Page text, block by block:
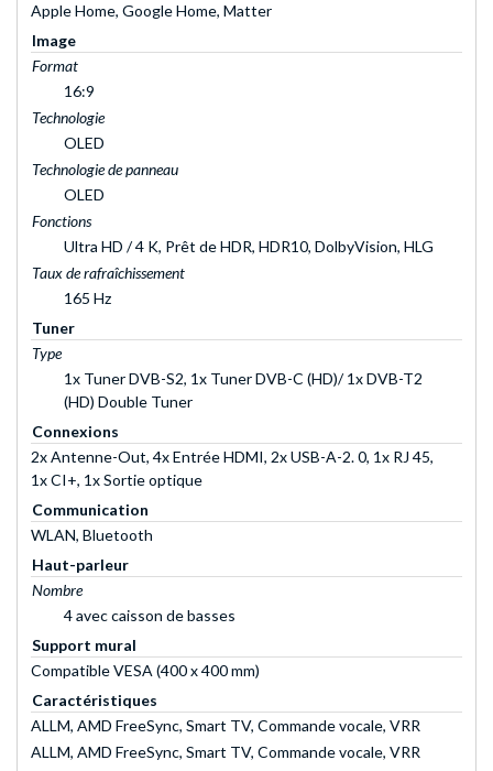
Apple Home, Google Home, Matter
Image
Format
16:9
Technologie
OLED
Technologie de panneau
OLED
Fonctions
Ultra HD / 4 K, Prêt de HDR, HDR10, DolbyVision, HLG
Taux de rafraîchissement
165 Hz
Tuner
Type
1x Tuner DVB-S2, 1x Tuner DVB-C (HD)/ 1x DVB-T2
(HD) Double Tuner
Connexions
2x Antenne-Out, 4x Entrée HDMI, 2x USB-A-2. 0, 1x RJ 45,
1x CI+, 1x Sortie optique
Communication
WLAN, Bluetooth
Haut-parleur
Nombre
4 avec caisson de basses
Support mural
Compatible VESA (400 x 400 mm)
Caractéristiques
ALLM, AMD FreeSync, Smart TV, Commande vocale, VRR
ALLM, AMD FreeSync, Smart TV, Commande vocale, VRR